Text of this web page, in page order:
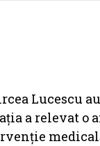
Lucescu
a relevat o